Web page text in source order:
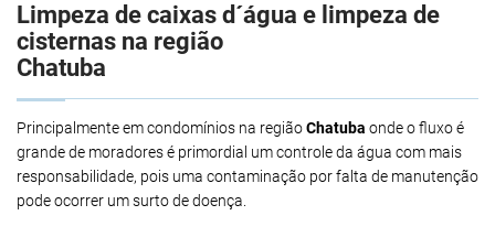
Limpeza de caixas d´água e limpeza de
cisternas na região
Chatuba
Principalmente em condomínios na regiãoChatuba onde o fluxo é
grande de moradores é primordial um controle da água com mais
responsabilidade, pois uma contaminação por falta de manutenção
pode ocorrer um surto de doença.